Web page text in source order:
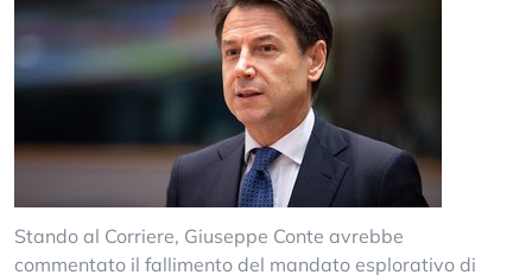
Stando al Corriere, Giuseppe Conte avrebbe
commentato il fallimento del mandato esplorativo di